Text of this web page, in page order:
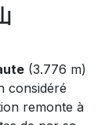
(3.776 m)
considéré
remonte à